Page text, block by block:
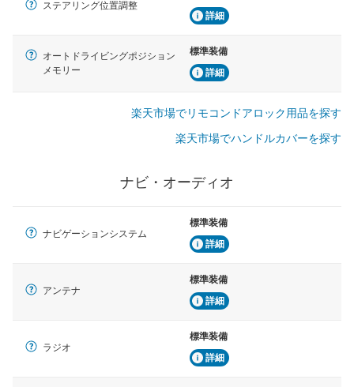
ステアリング位置調整
詳細
オートドライビングポジション
メモリー
標準装備
詳細
楽天市場でリモコンドアロック用品を探す
楽天市場でハンドルカバーを探す
ナビ・オーディオ
ナビゲーションシステム
標準装備
詳細
アンテナ
標準装備
詳細
ラジオ
標準装備
詳細